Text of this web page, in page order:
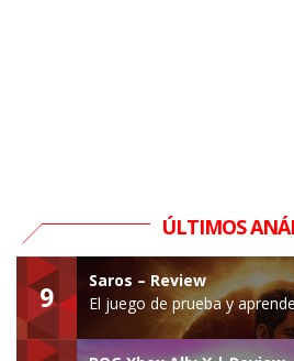
ÚLTIMOS
9
Saros – Review
El juego de prueba y